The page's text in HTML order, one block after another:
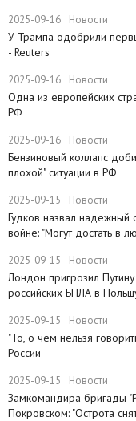
2025-09-16 Новости
У Трампа одобрили
- Reuters
2025-09-16 Новости
Одна из европейских
РФ
2025-09-16 Новости
​Бензиновый коллапс
плохой" ситуации в РФ
2025-09-15 Новости
Гудков назвал надежный
войне: "Могут достать в
2025-09-15 Новости
Лондон пригрозил
российских БПЛА в
2025-09-15 Новости
"То, о чем нельзя
России
2025-09-15 Новости
Замкомандира бригады
Покровском: "Острота